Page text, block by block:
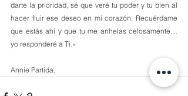
darte la prioridad, sé que veré tu poder y tu bien al
hacer fluir ese deseo en mi corazón. Recuérdame
que estás ahí y que tu me anhelas celosamente…
yo responderé a Ti.»
Annie Partida.